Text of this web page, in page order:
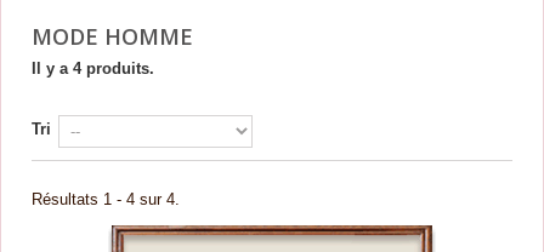
MODE HOMME
Il y a 4 produits.
Tri
Résultats 1 - 4 sur 4.